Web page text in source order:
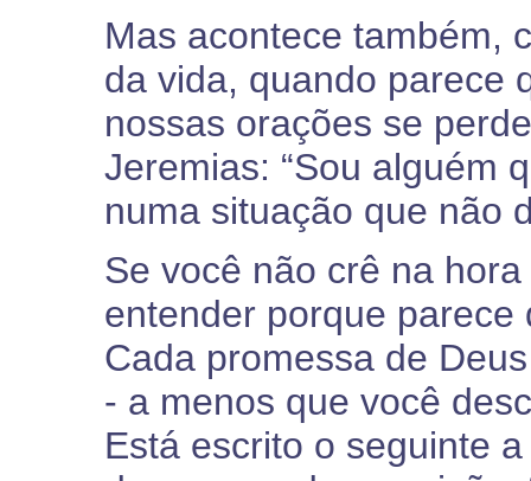
Mas acontece também,
da vida, quando parece
nossas orações se
Jeremias: “Sou alguém
numa situação que não
Se você não crê na
entender porque
Cada promessa de
- a menos que você
Está escrito o seguinte